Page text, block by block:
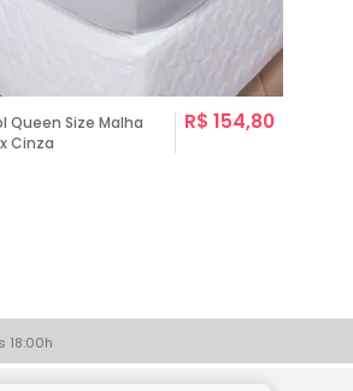
Queen Size Malha
Cinza
R$ 154,80
18:00h